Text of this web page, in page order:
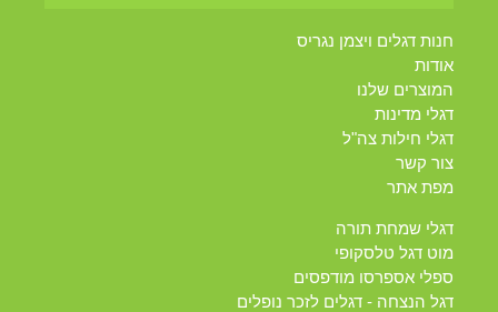
חנות דגלים ויצמן נגריס
אודות
המוצרים שלנו
דגלי מדינות
דגלי חילות צה"ל
צור קשר
מפת אתר
דגלי שמחת תורה
מוט דגל טלסקופי
ספלי אספרסו מודפסים
דגל הנצחה - דגלים לזכר נופלים